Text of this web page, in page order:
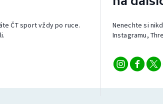
ČT sport vždy po ruce.
Nenechte si
Instagramu,